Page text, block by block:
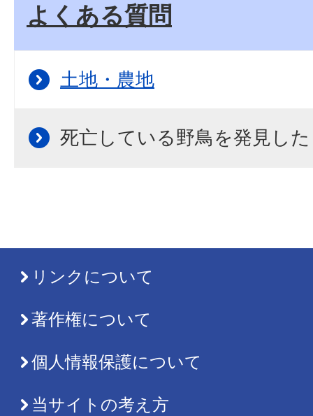
よくある質問
土地・農地
死亡している野鳥を発見し
リンクについて
著作権について
個人情報保護について
当サイトの考え方